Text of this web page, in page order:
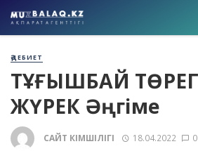
ӘДЕБИЕТ
ТҰҢҒЫШБАЙ
ЖҮРЕК Әңгіме
САЙТ ӘКІМШІЛІГІ 18.04.2022 0